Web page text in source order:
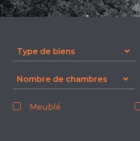
Type de biens
Nombre de chambres
Meublé